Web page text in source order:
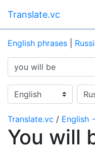
Translate.vc
English phrases
Translate.vc / English
You will